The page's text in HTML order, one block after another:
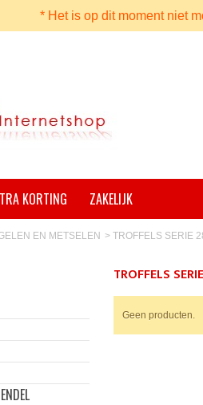
* Het is op dit moment niet
KORTING ZAKELIJK
EN METSELEN > TROFFELS SERIE
TROFFELS
Geen producten.